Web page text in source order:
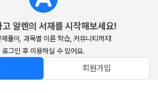
고 알렌의 서재를 시작해보세요!
제풀이, 과목별 이론 학습, 커뮤니티까지!
로그인 후 이용하실 수 있어요.
회원가입